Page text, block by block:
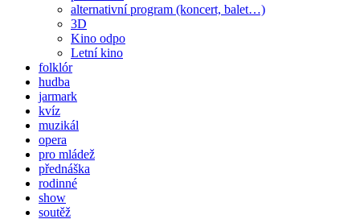
alternativní program (koncert, balet…)
3D
Kino odpo
Letní kino
folklór
hudba
jarmark
kvíz
muzikál
opera
pro mládež
přednáška
rodinné
show
soutěž